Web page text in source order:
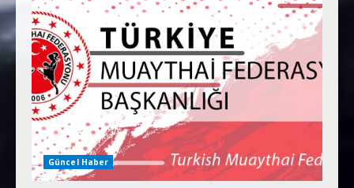
Güncel Haber